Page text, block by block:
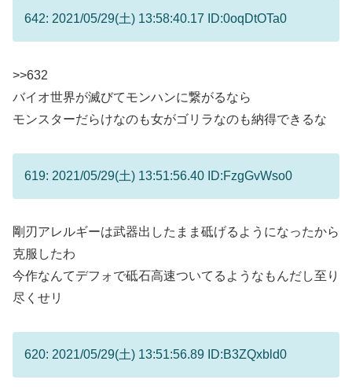
642: 2021/05/29(土) 13:58:40.17 ID:0oqDtOTa0
>>632
バイオ世界が滅びてモンハンに繋がるなら
モンスターだらけなのも女がゴリラなのも納得できるな
619: 2021/05/29(土) 13:51:56.40 ID:FzgGvWso0
剛刃アレルギーは武器出したまま砥げるようになったから
克服したわ
今作なんてデフォで砥石高速ついてるようなもんだし至り
尽くせリ
620: 2021/05/29(土) 13:51:56.89 ID:B3ZQxbld0